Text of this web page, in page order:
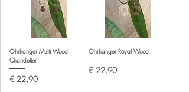
Ohrhänger Multi Wood
Chandelier
Preis
€ 22,90
Ohrhänger Royal Wood
Preis
€ 22,90